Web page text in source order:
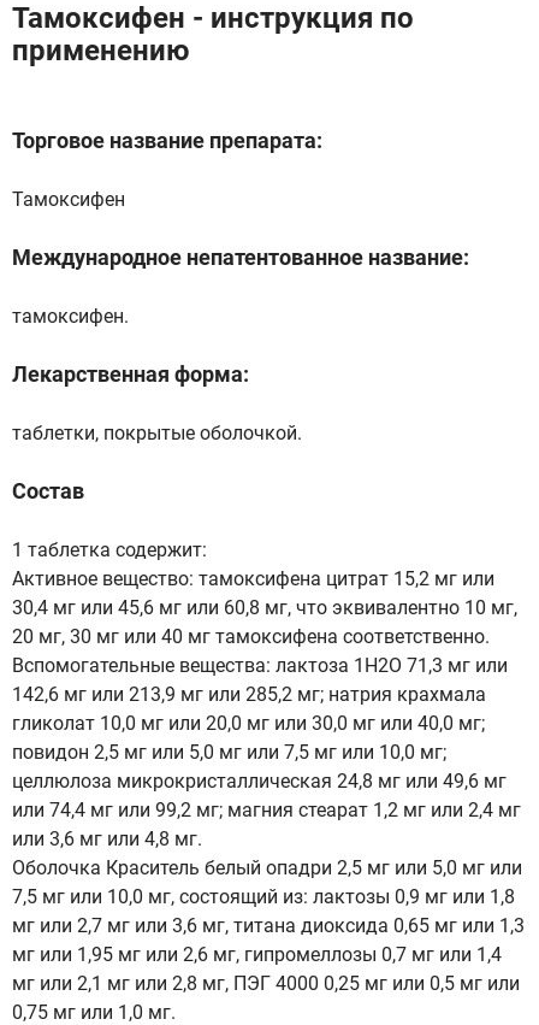
Тамоксифен - инструкция по
применению
Торговое название препарата:
Тамоксифен
Международное непатентованное название:
тамоксифен.
Лекарственная форма:
таблетки, покрытые оболочкой.
Состав
1 таблетка содержит:
Активное вещество: тамоксифена цитрат 15,2 мг или
30,4 мг или 45,6 мг или 60,8 мг, что эквивалентно 10 мг,
20 мг, 30 мг или 40 мг тамоксифена соответственно.
Вспомогательные вещества: лактоза 1Н2О 71,3 мг или
142,6 мг или 213,9 мг или 285,2 мг; натрия крахмала
гликолат 10,0 мг или 20,0 мг или 30,0 мг или 40,0 мг;
повидон 2,5 мг или 5,0 мг или 7,5 мг или 10,0 мг;
целлюлоза микрокристаллическая 24,8 мг или 49,6 мг
или 74,4 мг или 99,2 мг; магния стеарат 1,2 мг или 2,4 мг
или 3,6 мг или 4,8 мг.
Оболочка Краситель белый опадри 2,5 мг или 5,0 мг или
7,5 мг или 10,0 мг, состоящий из: лактозы 0,9 мг или 1,8
мг или 2,7 мг или 3,6 мг, титана диоксида 0,65 мг или 1,3
мг или 1,95 мг или 2,6 мг, гипромеллозы 0,7 мг или 1,4
мг или 2,1 мг или 2,8 мг, ПЭГ 4000 0,25 мг или 0,5 мг или
0,75 мг или 1,0 мг.